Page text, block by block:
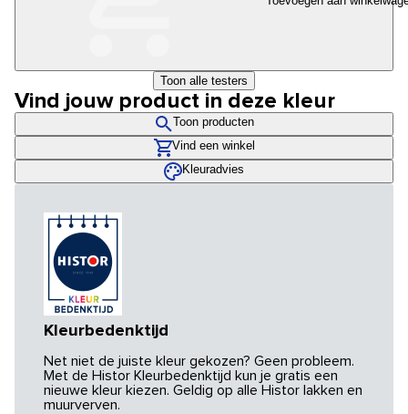
Toon alle testers
Vind jouw product in deze kleur
Toon producten
Vind een winkel
Kleuradvies
Kleurbedenktijd
Net niet de juiste kleur gekozen? Geen probleem.
Met de Histor Kleurbedenktijd kun je gratis een
nieuwe kleur kiezen. Geldig op alle Histor lakken en
muurverven.